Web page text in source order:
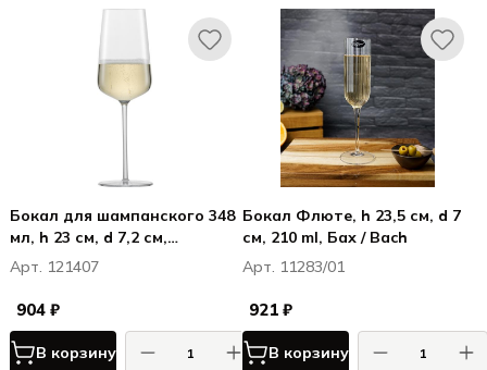
Бокал для шампанского 348
мл, h 23 см, d 7,2 см,
VERVINO
Арт. 121407
904 ₽
В корзину
Бокал Флюте, h 23,5 см, d 7
см, 210 ml, Бах / Bach
Арт. 11283/01
921 ₽
В корзину